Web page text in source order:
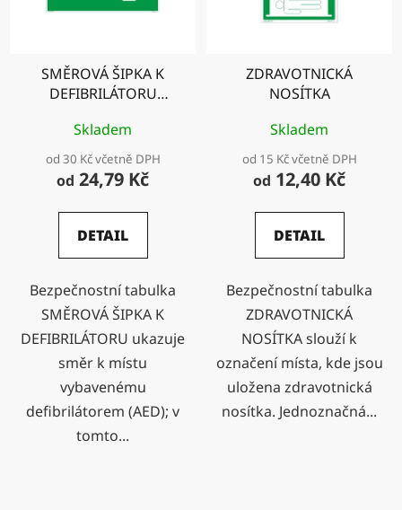
SMĚROVÁ ŠIPKA K
DEFIBRILÁTORU
Skladem
od 30 Kč včetně DPH
od 24,79 Kč
DETAIL
Bezpečnostní tabulka
SMĚROVÁ ŠIPKA K
DEFIBRILÁTORU ukazuje
směr k místu
vybavenému
defibrilátorem (AED); v
tomto...
ZDRAVOTNICKÁ
NOSÍTKA
Skladem
od 15 Kč včetně DPH
od 12,40 Kč
DETAIL
Bezpečnostní tabulka
ZDRAVOTNICKÁ
NOSÍTKA slouží k
označení místa, kde jsou
uložena zdravotnická
nosítka. Jednoznačná...